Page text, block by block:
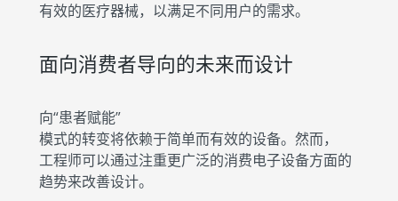
有效的医疗器械，以满足不同用户的需求。
面向消费者导向的未来而设计
向“患者赋能”
模式的转变将依赖于简单而有效的设备。然而，
工程师可以通过注重更广泛的消费电子设备方面的
趋势来改善设计。